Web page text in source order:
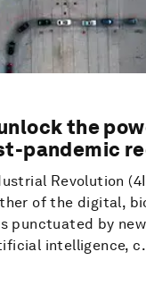
the
pandemic
Revolution
of the digital,
punctuated by
intelligence,